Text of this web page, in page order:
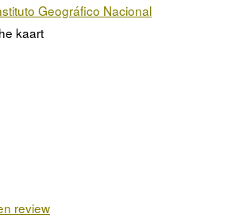
Geográfico Nacional
kaart
review